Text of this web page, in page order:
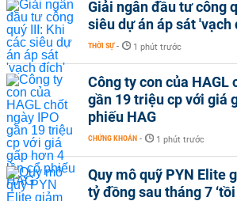
Giải ngân đầu tư công
siêu dự án áp sát 'vạch
THỜI SỰ - 1 phút trước
Công ty con của HAGL
gần 19 triệu cp với giá
phiếu HAG
CHỨNG KHOÁN - 1 phút trước
Quy mô quỹ PYN Elite
tỷ đồng sau tháng 7 ‘tồi